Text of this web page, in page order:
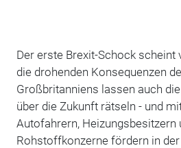
Der erste Brexit-Schock scheint
die drohenden Konsequenzen
Großbritanniens lassen auch
über die Zukunft rätseln - und
Autofahrern, Heizungsbesitzern
Rohstoffkonzerne fördern in